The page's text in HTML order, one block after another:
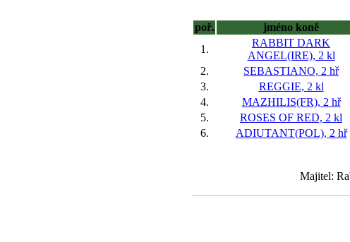
poř.
jméno koně
1.
RABBIT DARK
ANGEL(IRE), 2 kl
2.
SEBASTIANO, 2 hř
3.
REGGIE, 2 kl
4.
MAZHILIS(FR), 2 hř
5.
ROSES OF RED, 2 kl
6.
ADIUTANT(POL), 2 hř
Majitel: